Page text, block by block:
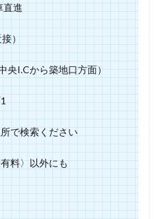
直進
）
央I.Cから築地口方面）
で検索ください
料〉以外にも